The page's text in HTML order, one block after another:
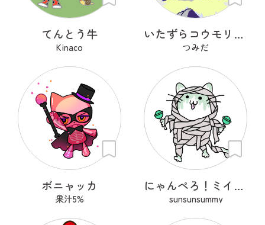
てんとう牛
Kinaco
いたずらコウモリのコモ
つみだ
ボニャッカ
果汁5%
にゃんぺろ！ミイラッ
sunsunsummy